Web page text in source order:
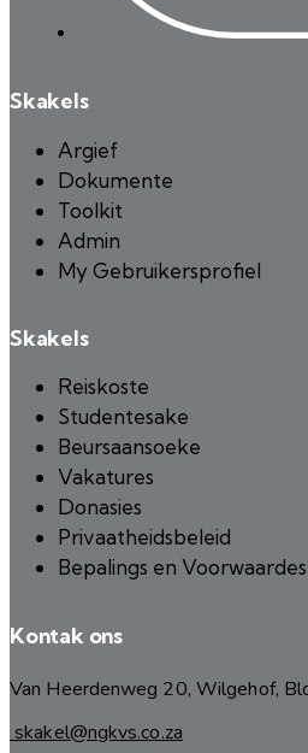
Skakels
Argief
Dokumente
Toolkit
Admin
My Gebruikersprofiel
Skakels
Reiskoste
Studentesake
Beursaansoeke
Vakatures
Donasies
Privaatheidsbeleid
Bepalings en Voorwaardes
Kontak ons
Van Heerdenweg 20, Wilgehof,
skakel@ngkvs.co.za